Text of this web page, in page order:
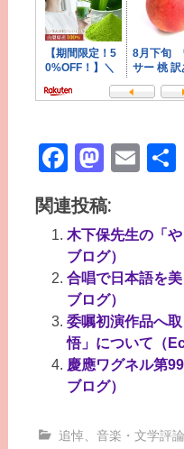
Facebook
関連投稿:
木下保先生の「
ブログ）
合唱で日本語を
ブログ）
委嘱初演作品へ
悟」について（
慶應ワグネル第
ブログ）
追悼、 音楽・文学評論